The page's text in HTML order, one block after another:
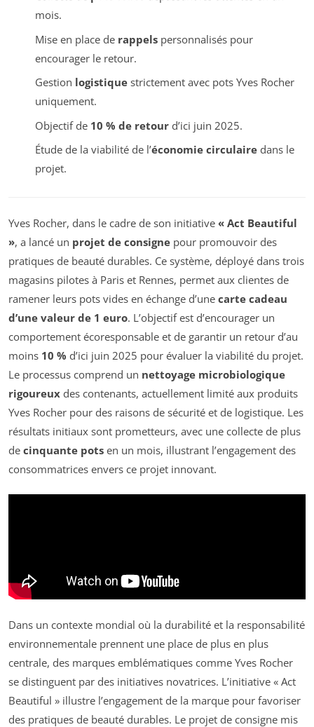
mois.
Mise en place de rappelspersonnalisés pour
encourager le retour.
Gestion logistiquestrictement avec pots Yves Rocher
uniquement.
Objectif de 10 % de retourd’ici juin 2025.
Étude de la viabilité de l’économie circulairedans le
projet.
Yves Rocher, dans le cadre de son initiative « Act Beautiful
», a lancé un projet de consigne pour promouvoir des
pratiques de beauté durables. Ce système, déployé dans trois
magasins pilotes à Paris et Rennes, permet aux clientes de
ramener leurs pots vides en échange d’une carte cadeau
d’une valeur de 1 euro. L’objectif est d’encourager un
comportement écoresponsable et de garantir un retour d’au
moins 10 % d’ici juin 2025 pour évaluer la viabilité du projet.
Le processus comprend un nettoyage microbiologique
rigoureux des contenants, actuellement limité aux produits
Yves Rocher pour des raisons de sécurité et de logistique. Les
résultats initiaux sont prometteurs, avec une collecte de plus
de cinquante pots en un mois, illustrant l’engagement des
consommatrices envers ce projet innovant.
Dans un contexte mondial où la durabilité et la responsabilité
environnementale prennent une place de plus en plus
centrale, des marques emblématiques comme Yves Rocher
se distinguent par des initiatives novatrices. L’initiative « Act
Beautiful » illustre l’engagement de la marque pour favoriser
des pratiques de beauté durables. Le projet de consigne mis